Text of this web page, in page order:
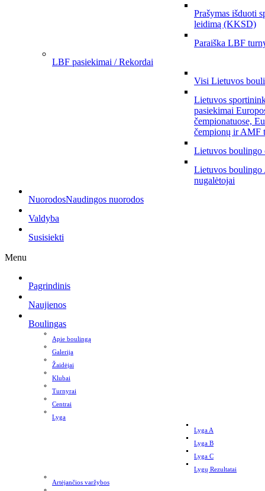
Prašymas išduoti
leidimą (KKSD)
Paraiška LBF
LBF pasiekimai / Rekordai
Visi Lietuvos
Lietuvos
pasiekimai
čempionatuose,
čempionų ir AMF
Lietuvos boulingo
Lietuvos boulingo
nugalėtojai
NuorodosNaudingos nuorodos
Valdyba
Susisiekti
Menu
Pagrindinis
Naujienos
Boulingas
Apie boulingą
Galerija
Žaidėjai
Klubai
Turnyrai
Centrai
Lyga
Lyga A
Lyga B
Lyga C
Lygų Rezultatai
Artėjančios varžybos